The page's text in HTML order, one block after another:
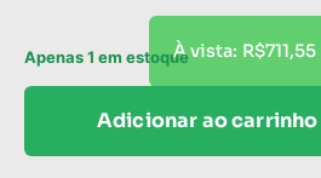
À vista: R$711,55
Apenas 1 em estoque
Adicionar ao carrinho